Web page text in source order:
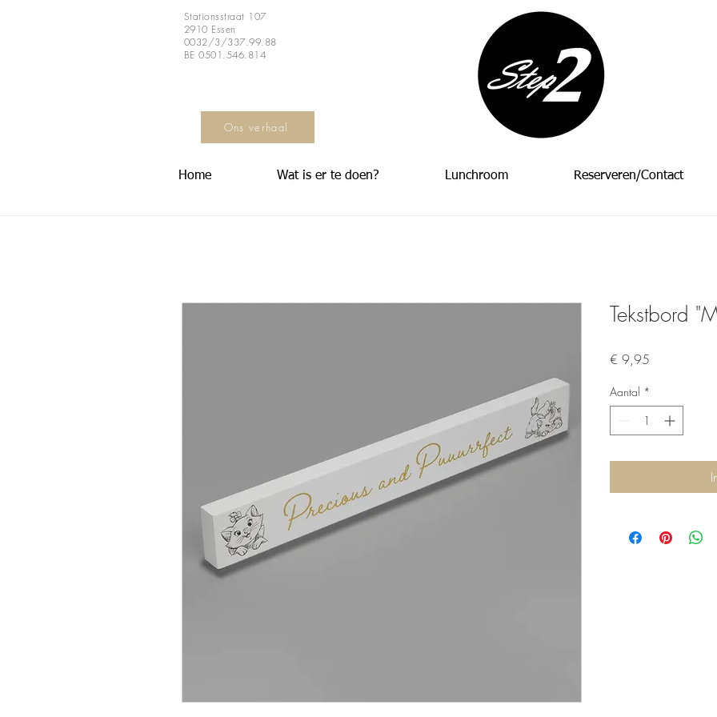
Stationsstraat 107
2910 Essen
0032/3/337.99.88
BE 0501.546.814
Ons verhaal
Home Wat is er te doen? Lunchroom Reserveren/Contact
Tekstbord
€ 9,95
Aantal *